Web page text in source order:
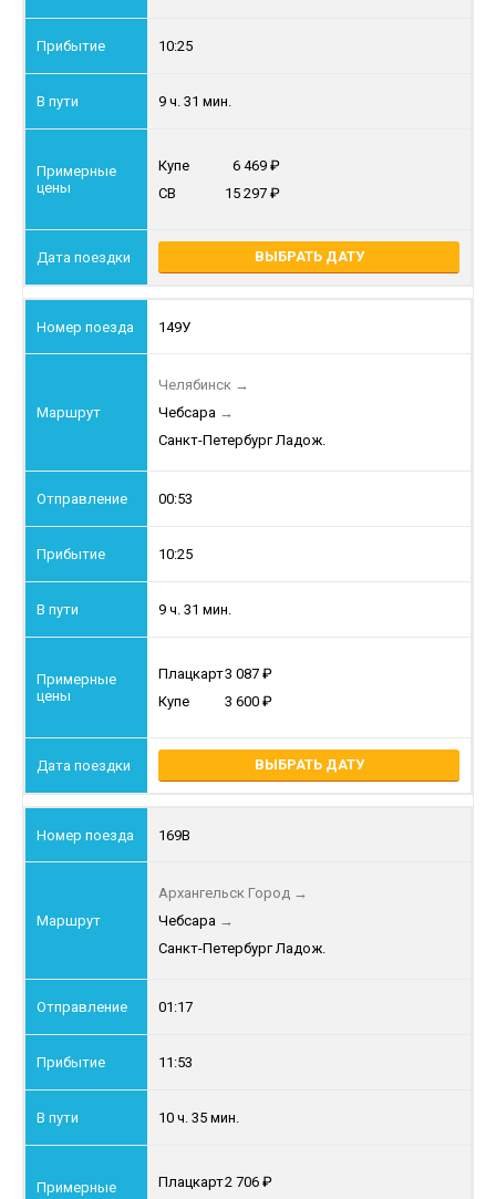
10:25
9 ч. 31 мин.
Купе
6 469
СВ
15 297
ВЫБРАТЬ ДАТУ
149У
Челябинск →
Чебсара →
Санкт-Петербург Ладож.
00:53
10:25
9 ч. 31 мин.
Плацкарт3 087
Купе
3 600
ВЫБРАТЬ ДАТУ
169В
Архангельск Город →
Чебсара →
Санкт-Петербург Ладож.
01:17
11:53
10 ч. 35 мин.
Плацкарт2 706